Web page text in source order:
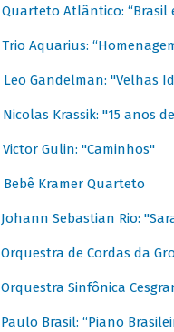
Quarteto Atlântico: “Brasil
Trio Aquarius:
Leo Gandelman: "Velhas
Nicolas Krassik: "15 anos
Victor Gulin: "Caminhos"
Bebê Kramer Quarteto
Johann Sebastian Rio:
Orquestra de Cordas da
Orquestra Sinfônica
Paulo Brasil: “Piano